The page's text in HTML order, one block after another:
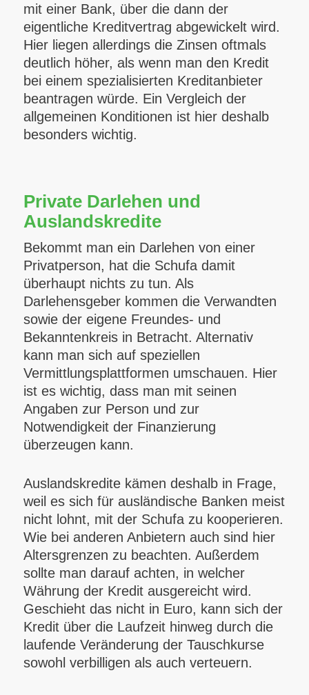
mit einer Bank, über die dann der
eigentliche Kreditvertrag abgewickelt wird.
Hier liegen allerdings die Zinsen oftmals
deutlich höher, als wenn man den Kredit
bei einem spezialisierten Kreditanbieter
beantragen würde. Ein Vergleich der
allgemeinen Konditionen ist hier deshalb
besonders wichtig.
Private Darlehen und
Auslandskredite
Bekommt man ein Darlehen von einer
Privatperson, hat die Schufa damit
überhaupt nichts zu tun. Als
Darlehensgeber kommen die Verwandten
sowie der eigene Freundes- und
Bekanntenkreis in Betracht. Alternativ
kann man sich auf speziellen
Vermittlungsplattformen umschauen. Hier
ist es wichtig, dass man mit seinen
Angaben zur Person und zur
Notwendigkeit der Finanzierung
überzeugen kann.
Auslandskredite kämen deshalb in Frage,
weil es sich für ausländische Banken meist
nicht lohnt, mit der Schufa zu kooperieren.
Wie bei anderen Anbietern auch sind hier
Altersgrenzen zu beachten. Außerdem
sollte man darauf achten, in welcher
Währung der Kredit ausgereicht wird.
Geschieht das nicht in Euro, kann sich der
Kredit über die Laufzeit hinweg durch die
laufende Veränderung der Tauschkurse
sowohl verbilligen als auch verteuern.